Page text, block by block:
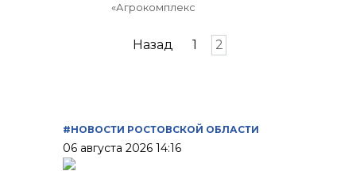
«Агрокомплекс
Назад 1 2
#НОВОСТИ РОСТОВСКОЙ ОБЛАСТИ
06 августа 2026 14:16